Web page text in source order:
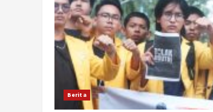
Berita